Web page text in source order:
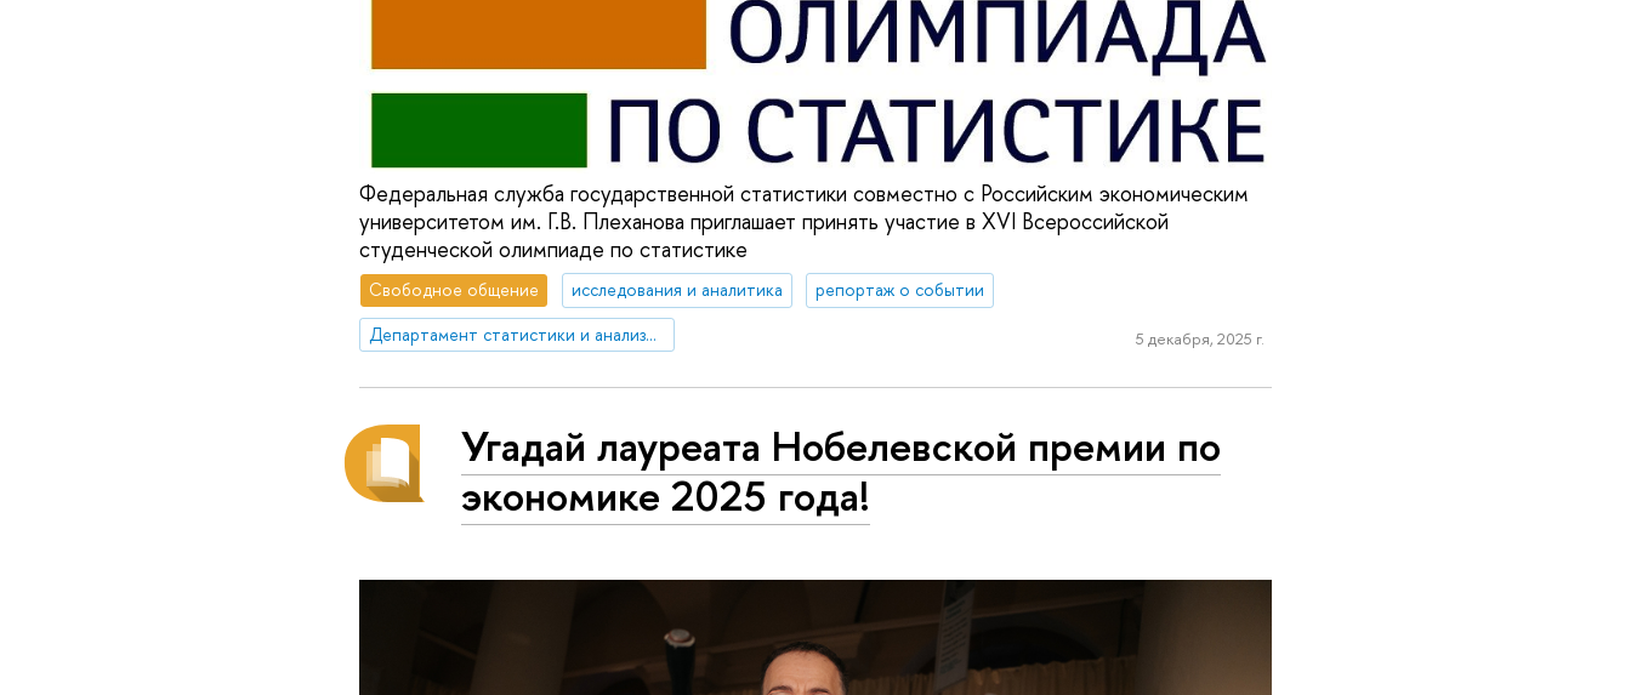
Федеральная служба государственной статистики совместно с Российским экономическим
университетом им. Г.В. Плеханова приглашает принять участие в XVI Всероссийской
студенческой олимпиаде по статистике
Свободное общение исследования и аналитика
репортаж о событии
Департамент статистики и анализа данных
5 декабря, 2025 г.
Угадай лауреата Нобелевской премии по
экономике 2025 года!